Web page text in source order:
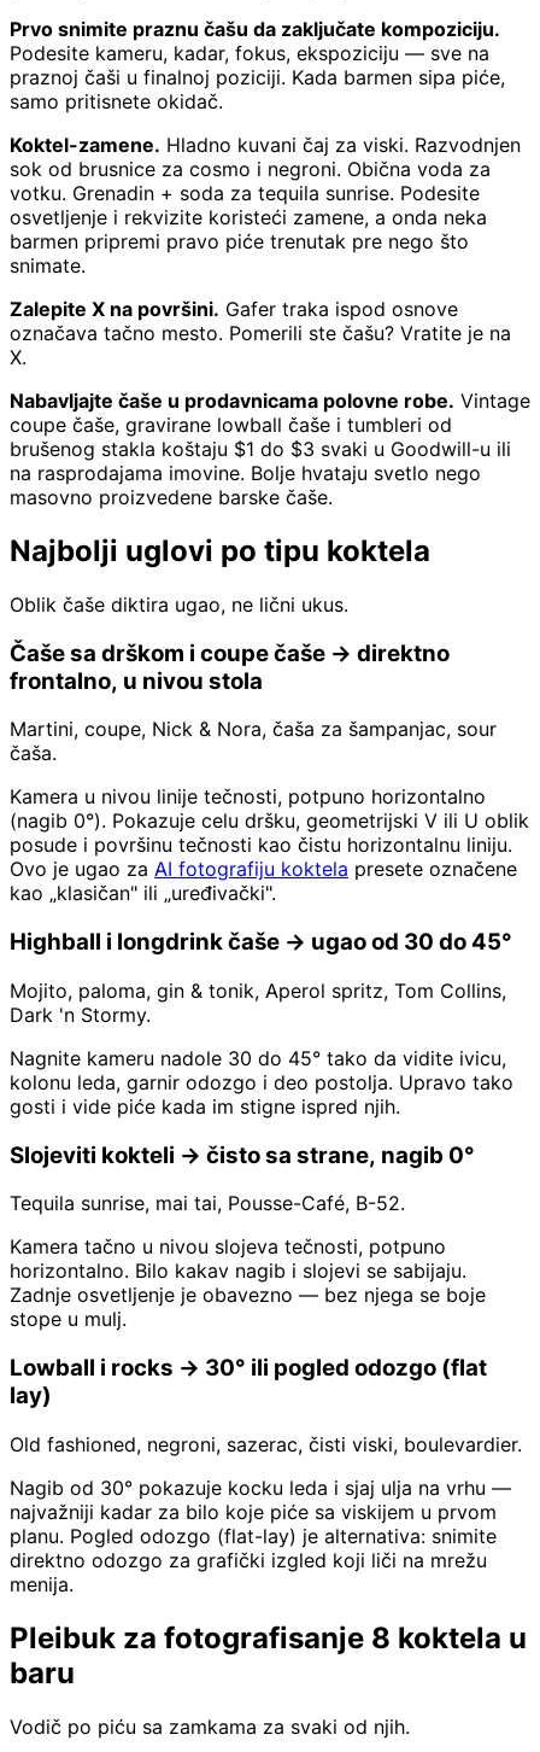
Prvo snimite praznu čašu da zaključate kompoziciju.
Podesite kameru, kadar, fokus, ekspoziciju — sve na
praznoj čaši u finalnoj poziciji. Kada barmen sipa piće,
samo pritisnete okidač.
Koktel-zamene. Hladno kuvani čaj za viski. Razvodnjen
sok od brusnice za cosmo i negroni. Obična voda za
votku. Grenadin + soda za tequila sunrise. Podesite
osvetljenje i rekvizite koristeći zamene, a onda neka
barmen pripremi pravo piće trenutak pre nego što
snimate.
Zalepite X na površini. Gafer traka ispod osnove
označava tačno mesto. Pomerili ste čašu? Vratite je na
X.
Nabavljajte čaše u prodavnicama polovne robe. Vintage
coupe čaše, gravirane lowball čaše i tumbleri od
brušenog stakla koštaju $1 do $3 svaki u Goodwill-u ili
na rasprodajama imovine. Bolje hvataju svetlo nego
masovno proizvedene barske čaše.
Najbolji uglovi po tipu koktela
Oblik čaše diktira ugao, ne lični ukus.
Čaše sa drškom i coupe čaše → direktno
frontalno, u nivou stola
Martini, coupe, Nick & Nora, čaša za šampanjac, sour
čaša.
Kamera u nivou linije tečnosti, potpuno horizontalno
(nagib 0°). Pokazuje celu dršku, geometrijski V ili U oblik
posude i površinu tečnosti kao čistu horizontalnu liniju.
Ovo je ugao za AI fotografiju koktela presete označene
kao „klasičan" ili „uređivački".
Highball i longdrink čaše → ugao od 30 do 45°
Mojito, paloma, gin & tonik, Aperol spritz, Tom Collins,
Dark 'n Stormy.
Nagnite kameru nadole 30 do 45° tako da vidite ivicu,
kolonu leda, garnir odozgo i deo postolja. Upravo tako
gosti i vide piće kada im stigne ispred njih.
Slojeviti kokteli → čisto sa strane, nagib 0°
Tequila sunrise, mai tai, Pousse-Café, B-52.
Kamera tačno u nivou slojeva tečnosti, potpuno
horizontalno. Bilo kakav nagib i slojevi se sabijaju.
Zadnje osvetljenje je obavezno — bez njega se boje
stope u mulj.
Lowball i rocks → 30° ili pogled odozgo (flat
lay)
Old fashioned, negroni, sazerac, čisti viski, boulevardier.
Nagib od 30° pokazuje kocku leda i sjaj ulja na vrhu —
najvažniji kadar za bilo koje piće sa viskijem u prvom
planu. Pogled odozgo (flat-lay) je alternativa: snimite
direktno odozgo za grafički izgled koji liči na mrežu
menija.
Pleibuk za fotografisanje 8 koktela u
baru
Vodič po piću sa zamkama za svaki od njih.